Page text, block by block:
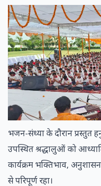
भजन-संध्या के दौरान प्रस्तुत
उपस्थित श्रद्धालुओं को
कार्यक्रम भक्तिभाव, अनुशासन,
से परिपूर्ण रहा।